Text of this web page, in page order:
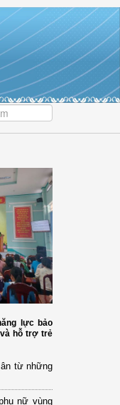
gia bảo hiểm y tế
lực bảo
hỗ trợ trẻ
từ những
nữ vùng